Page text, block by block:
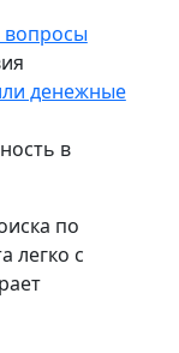
вопросы
денежные
в
по
легко с